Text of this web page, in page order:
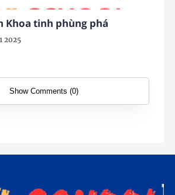
Khoa tinh phùng phá
2025
Show Comments (0)